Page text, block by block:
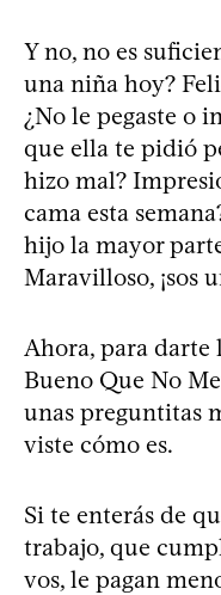
Y no, no es
una niña hoy?
¿No le pegaste o
que ella te pidió
hizo mal?
cama esta
hijo la mayor
Maravilloso, ¡sos
Ahora, para darte
Bueno Que No
unas preguntitas
viste cómo es.
Si te enterás de
trabajo, que
vos, le pagan